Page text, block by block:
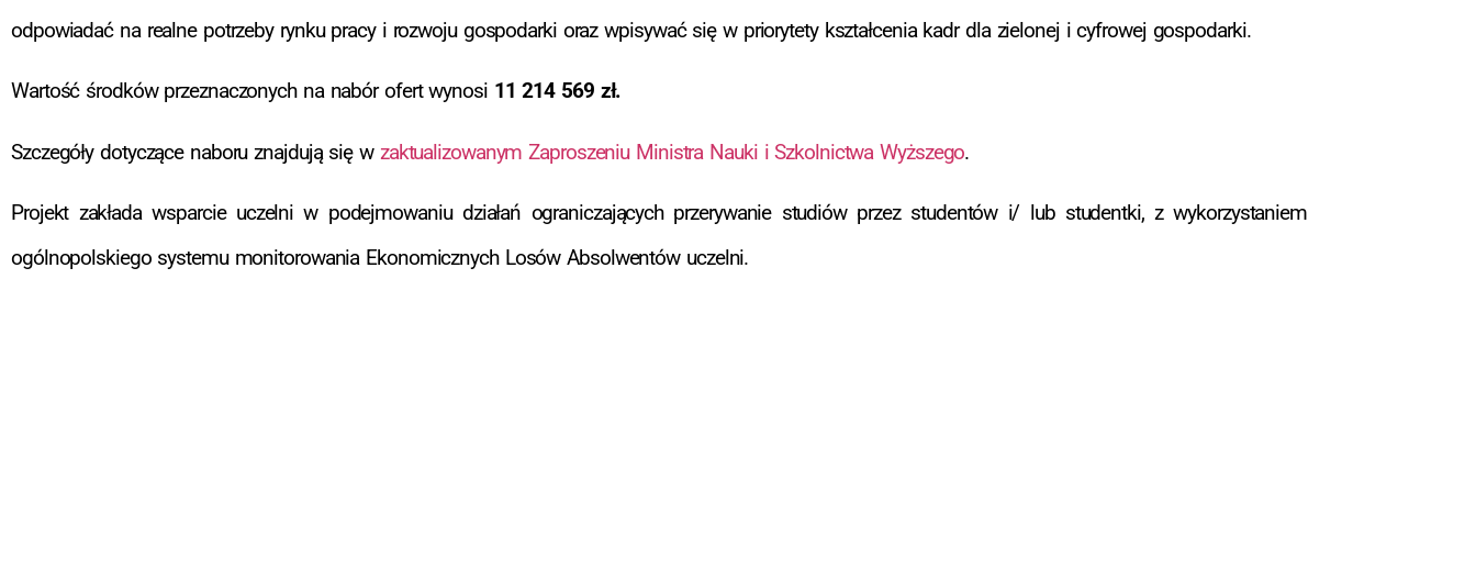
odpowiadać na realne potrzeby rynku pracy i rozwoju gospodarki oraz wpisywać się w priorytety kształcenia kadr dla zielonej i cyfrowej gospodarki.
Wartość środków przeznaczonych na nabór ofert wynosi 11 214 569 zł.
Szczegóły dotyczące naboru znajdują się w zaktualizowanym Zaproszeniu Ministra Nauki i Szkolnictwa Wyższego.
Projekt zakłada wsparcie uczelni w podejmowaniu działań ograniczających przerywanie studiów przez studentów i/ lub studentki, z wykorzystaniem
ogólnopolskiego systemu monitorowania Ekonomicznych Losów Absolwentów uczelni.